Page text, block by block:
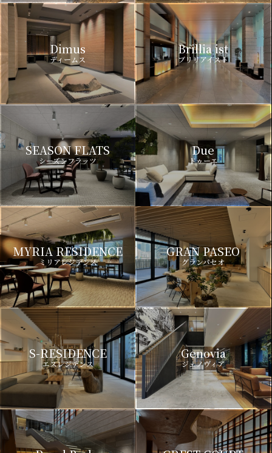
Dimus
ディームス
Brillia ist
ブリリアイスト
SEASON FLATS
シーズンフラッツ
Due
ドゥーエ
MYRIA RESIDENCE
ミリアレジデンス
GRAN PASEO
グランパセオ
S-RESIDENCE
エスレジデンス
Genovia
ジェノヴィア